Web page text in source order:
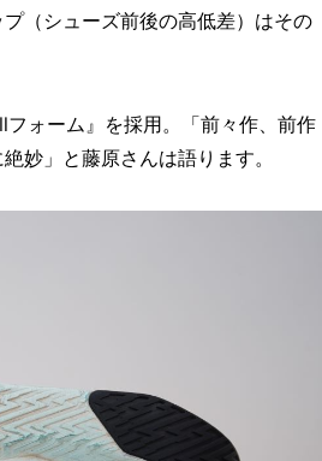
（シューズ前後の高低差）はその
フォーム』を採用。「前々作、前作
妙」と藤原さんは語ります。